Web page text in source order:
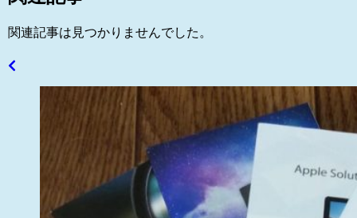
関連記事は見つかりませんでした。